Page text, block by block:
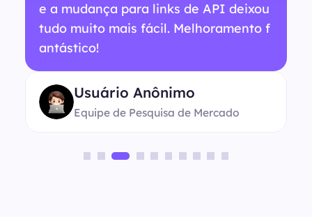
e a mudança para links de API deixou
tudo muito mais fácil. Melhoramento f
antástico!
Usuário Anônimo
Equipe de Pesquisa de Mercado